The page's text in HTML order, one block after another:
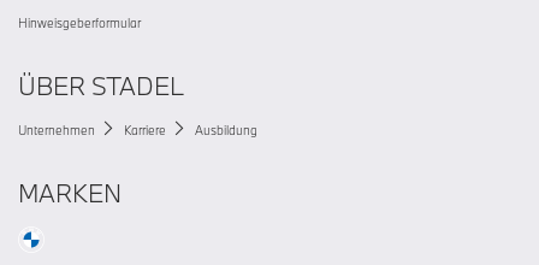
Hinweisgeberformular
ÜBER STADEL
Unternehmen Karriere Ausbildung
MARKEN